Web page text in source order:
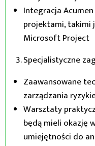
Integracja
projektami, takimi
Microsoft Project
Specjalistyczne
Zaawansowane
zarządzania
Warsztaty
będą mieli okazję
umiejętności do